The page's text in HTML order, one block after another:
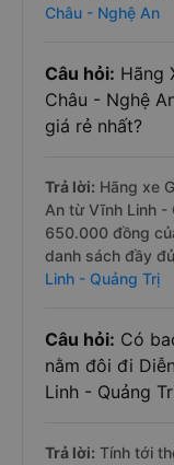
Châu - Nghệ An
Câu hỏi: Hãng
Châu - Nghệ
giá rẻ nhất?
Trả lời: Hãng xe
An từ Vĩnh Linh -
650.000 đồng
danh sách đầy
Linh - Quảng Trị
Câu hỏi: Có
nằm đôi đi
Linh - Quảng
Trả lời: Tính tới